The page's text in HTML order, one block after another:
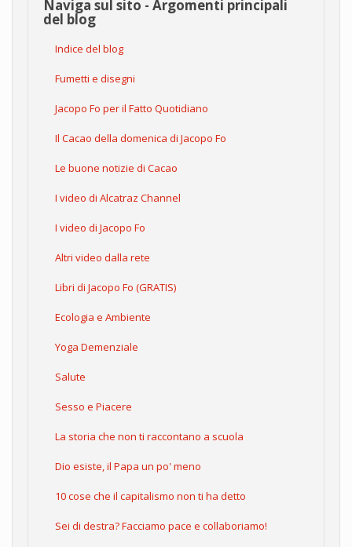
Naviga sul sito - Argomenti principali
del blog
Indice del blog
Fumetti e disegni
Jacopo Fo per il Fatto Quotidiano
Il Cacao della domenica di Jacopo Fo
Le buone notizie di Cacao
I video di Alcatraz Channel
I video di Jacopo Fo
Altri video dalla rete
Libri di Jacopo Fo (GRATIS)
Ecologia e Ambiente
Yoga Demenziale
Salute
Sesso e Piacere
La storia che non ti raccontano a scuola
Dio esiste, il Papa un po' meno
10 cose che il capitalismo non ti ha detto
Sei di destra? Facciamo pace e collaboriamo!